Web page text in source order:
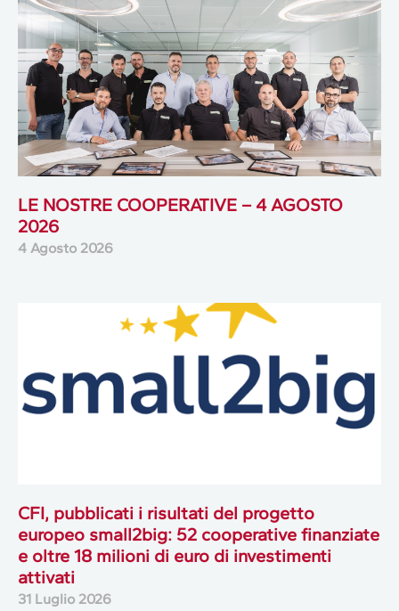
LE NOSTRE COOPERATIVE – 4 AGOSTO
2026
4 Agosto 2026
CFI, pubblicati i risultati del progetto
europeo small2big: 52 cooperative finanziate
e oltre 18 milioni di euro di investimenti
attivati
31 Luglio 2026